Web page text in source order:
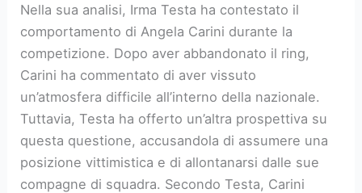
Nella sua analisi, Irma Testa ha contestato il
comportamento di Angela Carini durante la
competizione. Dopo aver abbandonato il ring,
Carini ha commentato di aver vissuto
un’atmosfera difficile all’interno della nazionale.
Tuttavia, Testa ha offerto un’altra prospettiva su
questa questione, accusandola di assumere una
posizione vittimistica e di allontanarsi dalle sue
compagne di squadra. Secondo Testa, Carini